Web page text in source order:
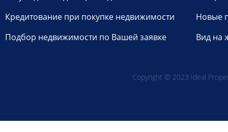
Кредитование при покупке недвижимости
Подбор недвижимости по Вашей заявке
Новые
Вид на
Copyright © 2023 Ideal